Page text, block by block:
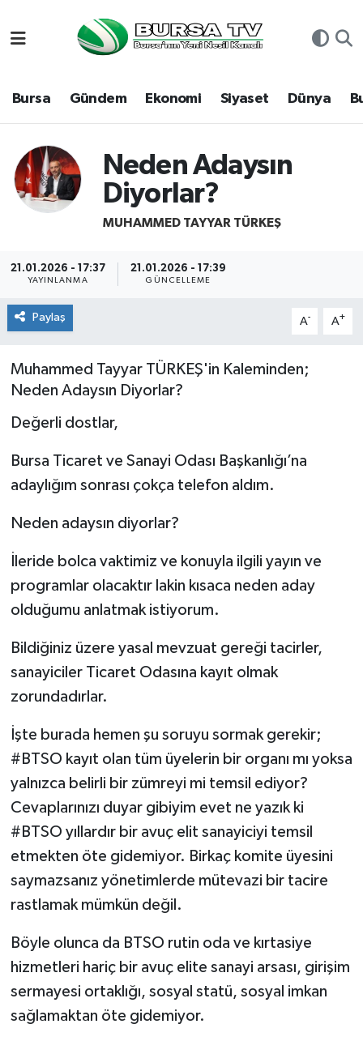
Bursa Gündem Ekonomi Siyaset Dünya
Neden Adaysın
Diyorlar?
MUHAMMED TAYYAR TÜRKEŞ
21.01.2026 - 17:37
YAYINLANMA
21.01.2026 - 17:39
GÜNCELLEME
Paylaş A- A+
Muhammed Tayyar TÜRKEŞ'in Kaleminden;
Neden Adaysın Diyorlar?
Değerli dostlar,
Bursa Ticaret ve Sanayi Odası Başkanlığı’na
adaylığım sonrası çokça telefon aldım.
Neden adaysın diyorlar?
İleride bolca vaktimiz ve konuyla ilgili yayın ve
programlar olacaktır lakin kısaca neden aday
olduğumu anlatmak istiyorum.
Bildiğiniz üzere yasal mevzuat gereği tacirler,
sanayiciler Ticaret Odasına kayıt olmak
zorundadırlar.
İşte burada hemen şu soruyu sormak gerekir;
#BTSO kayıt olan tüm üyelerin bir organı mı yoksa
yalnızca belirli bir zümreyi mi temsil ediyor?
Cevaplarınızı duyar gibiyim evet ne yazık ki
#BTSO yıllardır bir avuç elit sanayiciyi temsil
etmekten öte gidemiyor. Birkaç komite üyesini
saymazsanız yönetimlerde mütevazi bir tacire
rastlamak mümkün değil.
Böyle olunca da BTSO rutin oda ve kırtasiye
hizmetleri hariç bir avuç elite sanayi arsası, girişim
sermayesi ortaklığı, sosyal statü, sosyal imkan
sağlamaktan öte gidemiyor.
Bursa
Dünya
Eğitim
Genel
Gündem
Sağlık
Teknoloji
Türkiye
Hava Durumu
Namaz Vakitleri
Trafik Durumu
Süper Lig Puan Durumu ve Fikstür
Tüm Manşetler
Son Dakika Haberleri